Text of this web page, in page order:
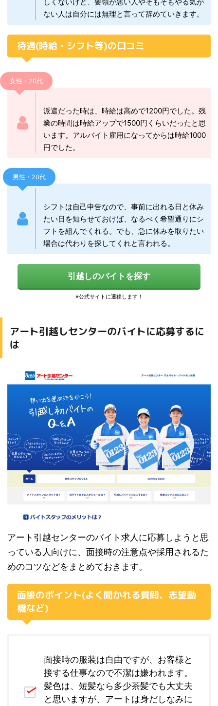
ない人は自分には無理と言って辞めていきます。
待遇(時給・シフト等)の口コミ
女性・20代
派遣だった時は、時給は高めで1200円でした。残
業の時間は時給アップで1500円くらいだったと思
います。アルバイト雇用になってからは時給1000
円でした。
男性・20代
シフトは自己申告なので、事前に出れる日と休み
たい日を知らせておけば、なるべく希望通りにシ
フトを組んでくれる。でも、急に休みを取りたい
場合は代わりを探してくれと言われる。
引越しのバイトを探す
アート引越しセンターのバイトに応募するに
は
アート引越センターのバイト求人に応募しようと思
っている人向けに、面接時の注意点や採用されるた
めのコツなどをまとめておきます。
面接のポイント(よく聞かれる質問、志望動
機など)
面接時の服装は自由ですが、お客様と
接する仕事なので不潔は嫌われます。
髪色は、短髪なら多少茶髪でも大丈夫
と思いますが、アートは身だしなみに